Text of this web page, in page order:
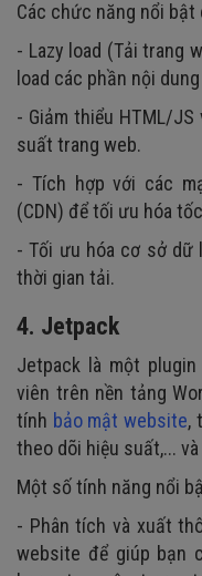
Các chức năng nổi bật
- Lazy load (Tải trang
load các phần nội
- Giảm thiểu HTML/
suất trang web.
- Tích hợp với các
(CDN) để tối ưu hóa
- Tối ưu hóa cơ sở dữ
thời gian tải.
4. Jetpack
Jetpack là một
viên trên nền tảng
tính bảo mật website,
theo dõi hiệu suất,...
Một số tính năng nổi
- Phân tích và xuất
website để giúp bạn